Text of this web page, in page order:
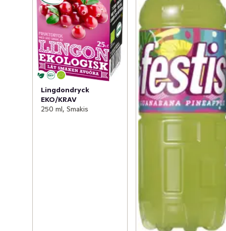
Lingdondryck
EKO/KRAV
250 ml, Smakis